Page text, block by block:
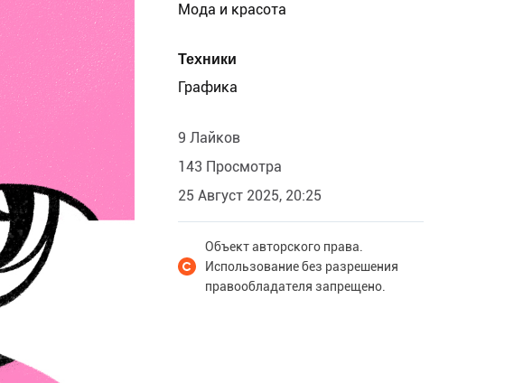
Мода и красота
Техники
Графика
9 Лайков
143 Просмотра
25 Август 2025, 20:25
Объект авторского права.
Использование без разрешения
правообладателя запрещено.